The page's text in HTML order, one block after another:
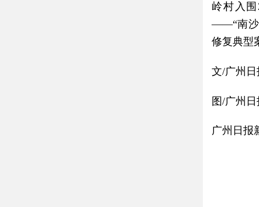
岭村入
——“南沙
修复典型
文/广州
图/广州
广州日报